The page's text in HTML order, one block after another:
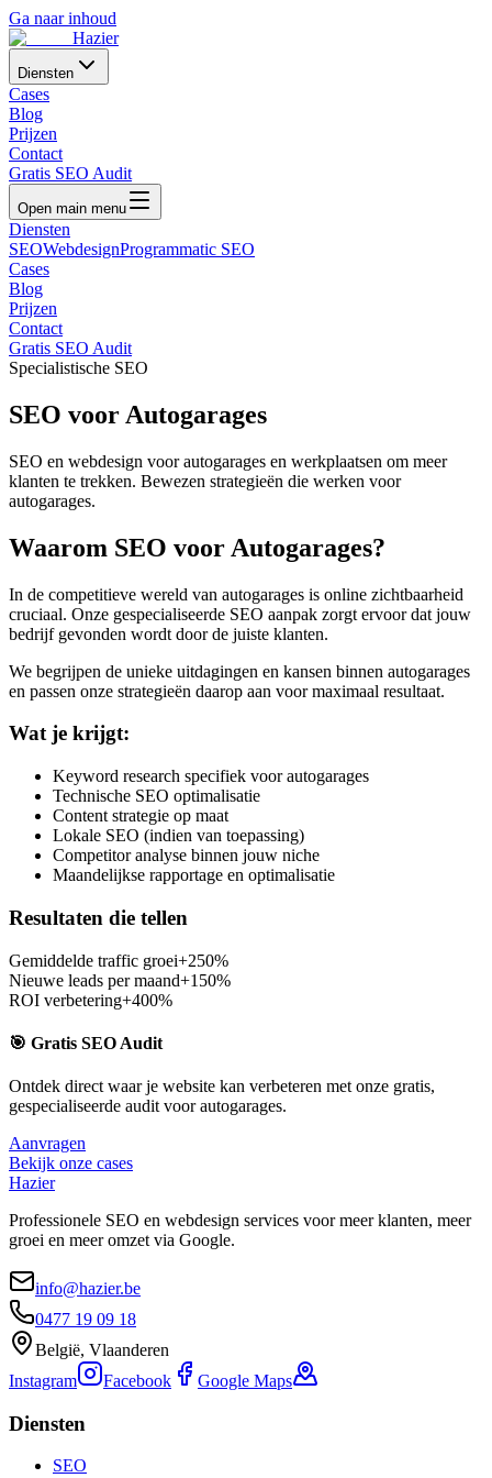
Ga naar inhoud
Hazier
Diensten
Cases
Blog
Prijzen
Contact
Gratis SEO Audit
Open main menu
Diensten
SEOWebdesignProgrammatic SEO
Cases
Blog
Prijzen
Contact
Gratis SEO Audit
Specialistische SEO
SEO voor Autogarages
SEO en webdesign voor autogarages en werkplaatsen om meer
klanten te trekken. Bewezen strategieën die werken voor
autogarages.
Waarom SEO voor Autogarages?
In de competitieve wereld van autogarages is online zichtbaarheid
cruciaal. Onze gespecialiseerde SEO aanpak zorgt ervoor dat jouw
bedrijf gevonden wordt door de juiste klanten.
We begrijpen de unieke uitdagingen en kansen binnen autogarages
en passen onze strategieën daarop aan voor maximaal resultaat.
Wat je krijgt:
Keyword research specifiek voor autogarages
Technische SEO optimalisatie
Content strategie op maat
Lokale SEO (indien van toepassing)
Competitor analyse binnen jouw niche
Maandelijkse rapportage en optimalisatie
Resultaten die tellen
Gemiddelde traffic groei+250%
Nieuwe leads per maand+150%
ROI verbetering+400%
🎯 Gratis SEO Audit
Ontdek direct waar je website kan verbeteren met onze gratis,
gespecialiseerde audit voorautogarages.
Aanvragen
Bekijk onze cases
Hazier
Professionele SEO en webdesign services voor meer klanten, meer
groei en meer omzet via Google.
info@hazier.be
0477 19 09 18
België, Vlaanderen
Instagram
Facebook Google Maps
Diensten
SEO